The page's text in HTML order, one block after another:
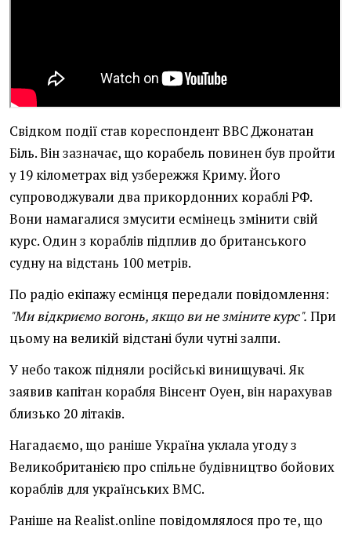
Свідком події став кореспондент ВВС Джонатан
Біль. Він зазначає, що корабель повинен був пройти
у 19 кілометрах від узбережжя Криму. Його
супроводжували два прикордонних кораблі РФ.
Вони намагалися змусити есмінець змінити свій
курс. Один з кораблів підплив до британського
судну на відстань 100 метрів.
По радіо екіпажу есмінця передали повідомлення:
"Ми відкриємо вогонь, якщо ви не зміните курс". При
цьому на великій відстані були чутні залпи.
У небо також підняли російські винищувачі. Як
заявив капітан корабля Вінсент Оуен, він нарахував
близько 20 літаків.
Нагадаємо, що раніше Україна уклала угоду з
Великобританією про спільне будівництво бойових
кораблів для українських ВМС.
Раніше на Realist.online повідомлялося про те, що